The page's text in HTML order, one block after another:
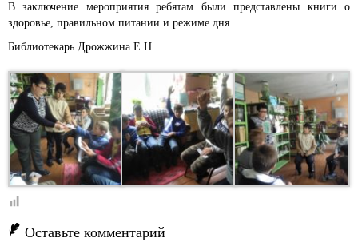
В заключение мероприятия ребятам были представлены книги о
здоровье, правильном питании и режиме дня.
Библиотекарь Дрожжина Е.Н.
Оставьте комментарий